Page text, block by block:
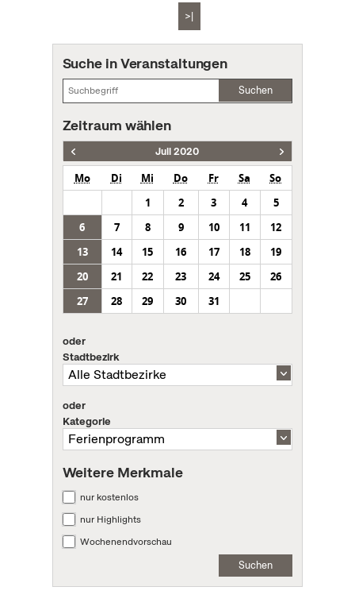
>|
Suche in Veranstaltungen
Suchen
Zeitraum wählen
Juli 2020
Mo Di Mi Do Fr Sa
So
1
2 3 4
5
6
7 8 9 10 11
12
13
14 15 16 17 18
19
20
21 22 23 24 25
26
27
28 29 30 31
oder
Stadtbezirk
oder
Kategorie
Weitere Merkmale
nur kostenlos
nur Highlights
Wochenendvorschau
Suchen